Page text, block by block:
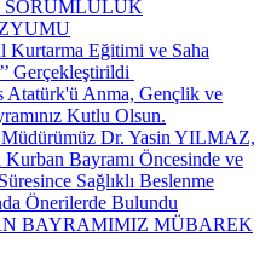
Kurtarma Eğitimi ve Saha
Gerçekleştirildi
Atatürk'ü Anma, Gençlik ve
Kutlu Olsun.
Müdürümüz Dr. Yasin YILMAZ,
Kurban Bayramı Öncesinde ve
Sağlıklı Beslenme
Önerilerde Bulundu
BAYRAMIMIZ MÜBAREK